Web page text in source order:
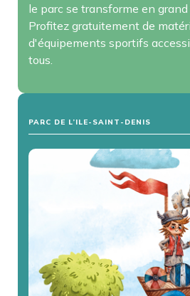
le parc se transforme en
Profitez gratuitement de
d'équipements sportifs
tous.
PARC DE L’ILE-SAINT-DENIS